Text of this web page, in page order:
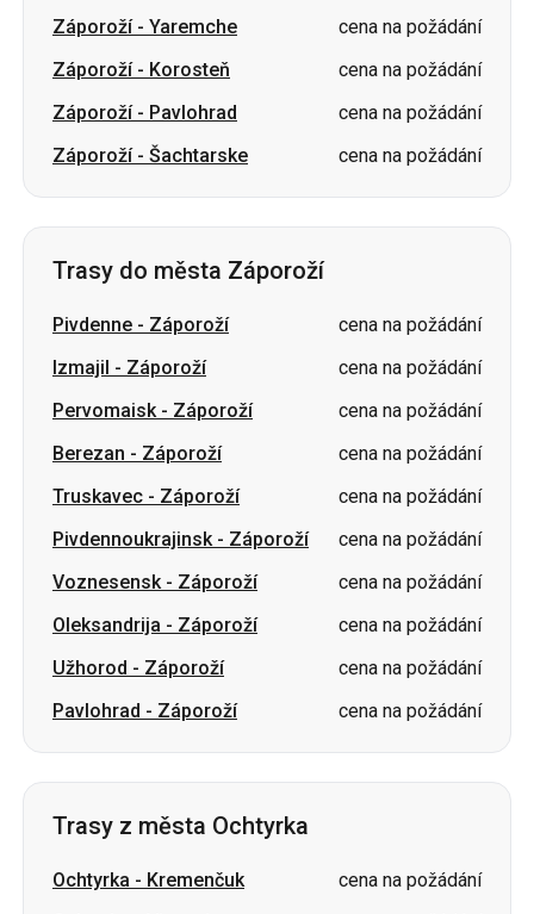
Záporoží-Šachtarske cena na požádání
Trasy do města Záporoží
Pivdenne-Záporoží
cena na požádání
Pervomaisk-Záporoží
Berezan-Záporoží
cena na požádání
Truskavec-Záporoží
cena na požádání
Pivdennoukrajinsk-Záporoží
cena na požádání
Voznesensk-Záporoží
cena na požádání
Oleksandrija-Záporoží
cena na požádání
Užhorod-Záporoží
cena na požádání
Pavlohrad-Záporoží cena na požádání
Trasy z města Ochtyrka
Ochtyrka-Kremenčuk
cena na požádání
Ochtyrka-Dnipro
Ochtyrka-Krivoj Rog
cena na požádání